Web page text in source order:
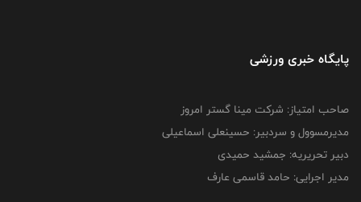
پایگاه خبری ورزشی
صاحب امتیاز: شرکت مینا گستر امروز
مدیرمسوول و سردبیر: حسینعلی اسماعیلی
دبیر تحریریه: جمشید حمیدی
مدیر اجرایی: حامد قاسمی عارف